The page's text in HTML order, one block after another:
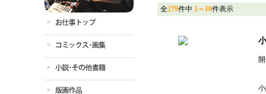
全279件中 1～10件表示